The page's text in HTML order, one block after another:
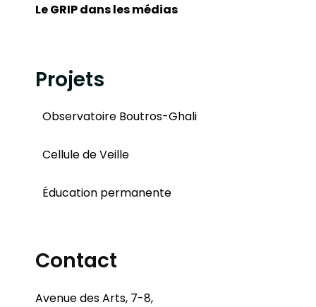
Le GRIP dans les médias
Projets
Observatoire Boutros-Ghali
Cellule de Veille
Éducation permanente
Contact
Avenue des Arts, 7-8,